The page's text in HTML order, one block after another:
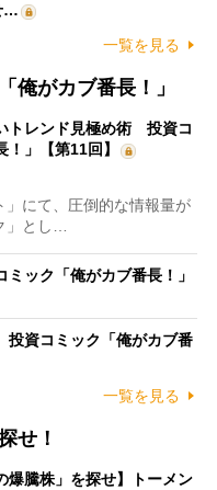
…
一覧を見る
俺がカブ番長！」
トレンド見極め術 投資コ
！」【第11回】
にて、圧倒的な情報量が
」とし…
ック「俺がカブ番長！」
資コミック「俺がカブ番
一覧を見る
せ！
爆騰株」を探せ】トーメン